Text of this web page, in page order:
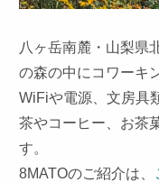
八ヶ岳南麓・山梨県
の森の中にコワーキ
WiFiや電源、文房具
茶やコーヒー、お茶
す。
8MATOのご紹介は、